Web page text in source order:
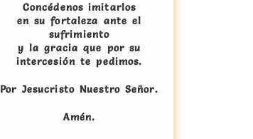
Concédenos imitarlos
en su fortaleza ante el
sufrimiento
y la gracia que por su
intercesión te pedimos.
Por Jesucristo Nuestro Señor.
Amén.